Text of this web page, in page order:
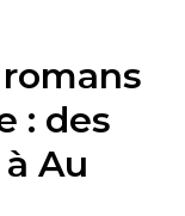
: des
Au